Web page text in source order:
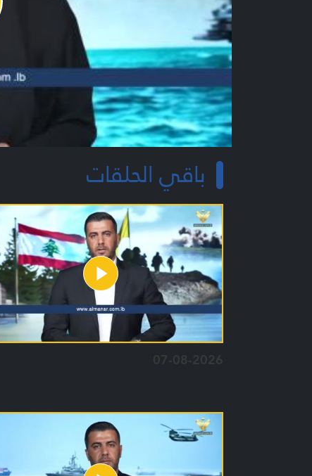
باقي الحلقات
07-08-2026